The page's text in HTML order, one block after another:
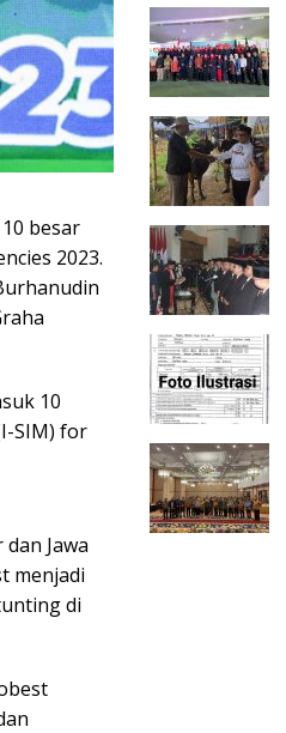
besar
2023.
10
SIM) for
Jawa
menjadi
di